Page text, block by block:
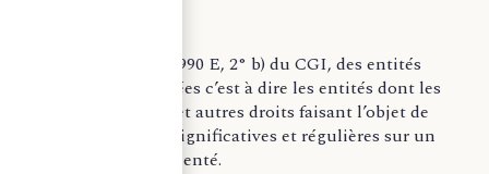
Selon l’article 990 E, 2° b) du CGI, des entités
juridiques cotées c’est à dire les entités dont les
actions, parts et autres droits faisant l’objet de
négociations significatives et régulières sur un
marché réglementé.